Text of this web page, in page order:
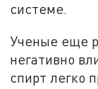
системе.
Ученые еще
негативно
спирт легко